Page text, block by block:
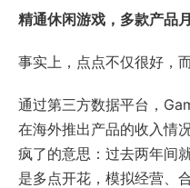
精通休闲游戏，多款产品
事实上，点点不仅很好，
通过第三方数据平台，
在海外推出产品的收入情
疯了的意思：过去两年间
是多点开花，模拟经营、